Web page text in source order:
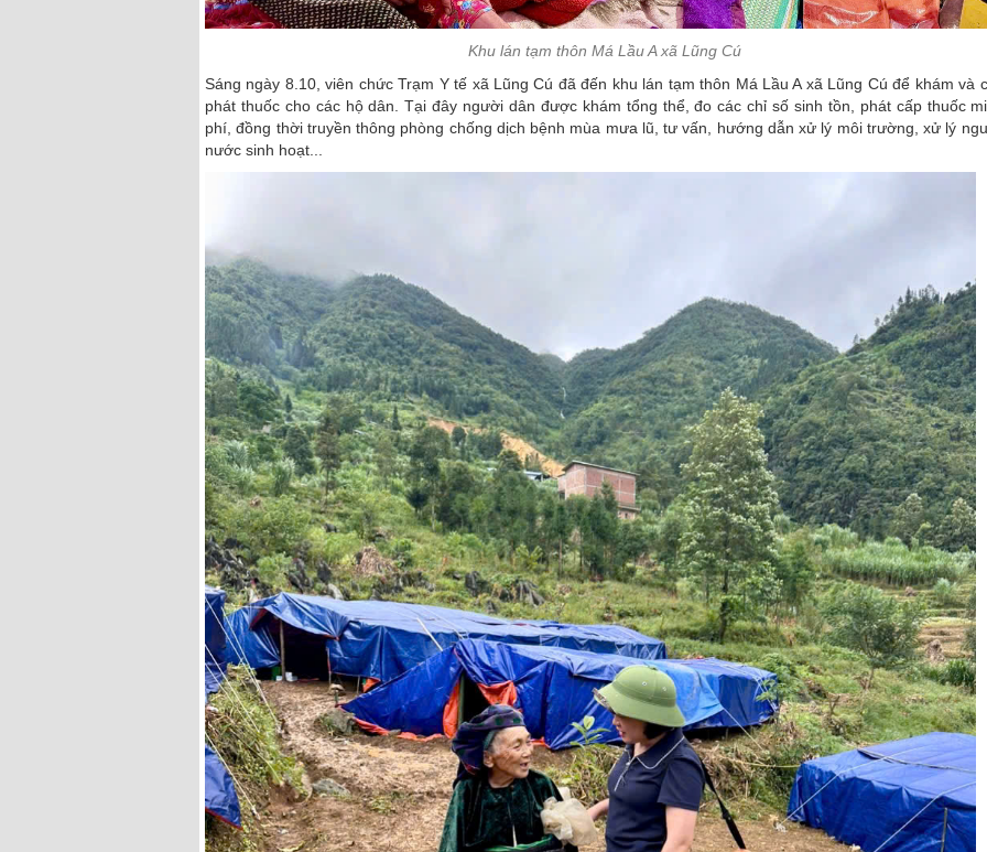
Khu lán tạm thôn Má Lầu A xã Lũng Cú
Sáng ngày 8.10, viên chức Trạm Y tế xã Lũng Cú đã đến khu lán tạm thôn Má Lầu A xã Lũng Cú để khám và
phát thuốc cho các hộ dân. Tại đây người dân được khám tổng thể, đo các chỉ số sinh tồn, phát cấp thuốc
phí, đồng thời truyền thông phòng chống dịch bệnh mùa mưa lũ, tư vấn, hướng dẫn xử lý môi trường, xử lý
nước sinh hoạt...